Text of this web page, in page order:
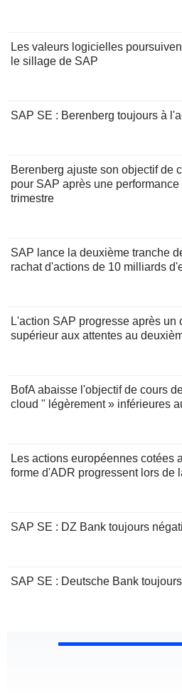
Les valeurs logicielles
le sillage de SAP
SAP SE : Berenberg toujours à
Berenberg ajuste son objectif de
pour SAP après une
trimestre
SAP lance la deuxième tranche
rachat d'actions de 10 milliards
L'action SAP progresse après un
supérieur aux attentes au
BofA abaisse l'objectif de cours
cloud " légèrement » inférieures
Les actions européennes cotées
forme d'ADR progressent lors de
SAP SE : DZ Bank toujours
SAP SE : Deutsche Bank